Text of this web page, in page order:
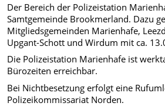
Der Bereich der Polizeistation
Samtgemeinde Brookmerland. Dazu
Mitgliedsgemeinden Marienhafe,
Upgant-Schott und Wirdum mit ca.
Die Polizeistation Marienhafe ist
Bürozeiten erreichbar.
Bei Nichtbesetzung erfolgt eine
Polizeikommissariat Norden.